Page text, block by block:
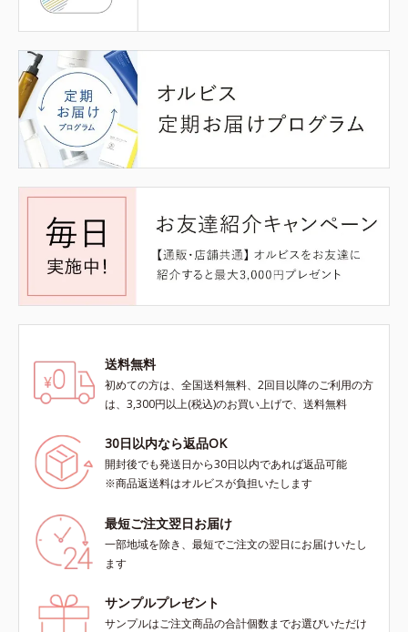
送料無料
初めての方は、全国送料無料、2回目以降のご利用の方
は、3,300円以上(税込)のお買い上げで、送料無料
30日以内なら返品OK
開封後でも発送日から30日以内であれば返品可能
※商品返送料はオルビスが負担いたします
最短ご注文翌日お届け
一部地域を除き、最短でご注文の翌日にお届けいたし
ます
サンプルプレゼント
サンプルはご注文商品の合計個数までお選びいただけ